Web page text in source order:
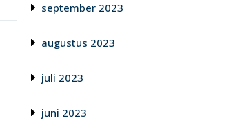
september 2023
augustus 2023
juli 2023
juni 2023